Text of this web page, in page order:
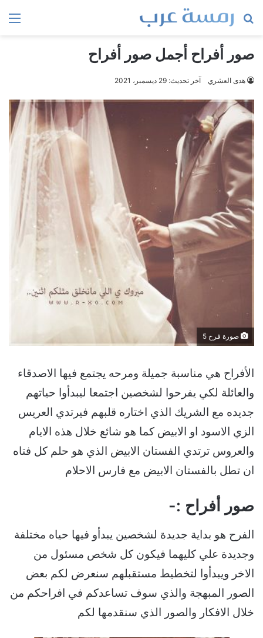
بحث
صور أفراح أجمل صور أفراح
هدى العشري آخر تحديث: 29 ديسمبر، 2021
صورة فرح 5
الأفراح هي مناسبة جميلة ومرحه يجتمع فيها الاصدقاء
والعائلة لكي يفرحوا لشخصين اجتمعا ليبدأوا حياتهم
جديده مع الشريك الذي اختاره قلبهم فيرتدي العريس
الزي الاسود او الابيض كما هو شائع خلال هذه الايام
والعروس ترتدي الفستان الابيض الذي هو حلم كل فتاه
ان تطل بالفستان الابيض مع فارس الاحلام
صور أفراح :-
الفرح هو بداية جديدة لشخصين يبدأو فيها حياه مختلفة
وجديدة علي كليهما فيكون كل شخص مسئول من
الاخر ويبدأوا لتخطيط مستقبلهم سنعرض لكم بعض
الصور المبهجة والذي سوف تساعدكم في افراحكم من
خلال الافكار والصور الذي سنقدمها لكم